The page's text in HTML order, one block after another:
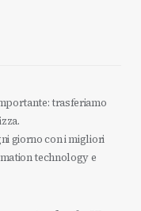
trasferiamo
giorno con i migliori
technology e